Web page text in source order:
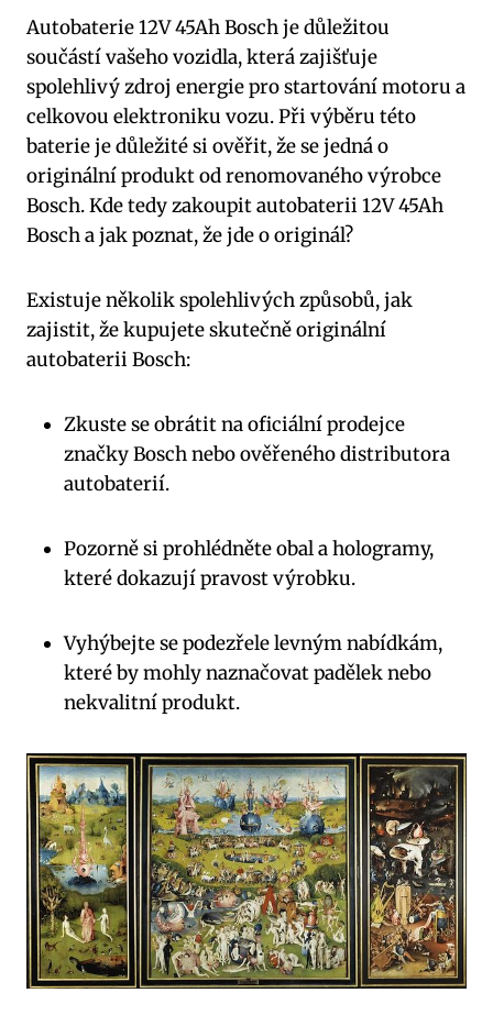
Autobaterie 12V 45Ah Bosch je důležitou
součástí vašeho vozidla, která zajišťuje
spolehlivý zdroj energie pro startování motoru a
celkovou elektroniku vozu. Při výběru této
baterie je důležité si ověřit, že se jedná o
originální produkt od renomovaného výrobce
Bosch. Kde tedy zakoupit autobaterii 12V 45Ah
Bosch a jak poznat, že jde o originál?
Existuje několik spolehlivých způsobů, jak
zajistit, že kupujete skutečně originální
autobaterii Bosch:
Zkuste se obrátit na oficiální prodejce
značky Bosch nebo ověřeného distributora
autobaterií.
Pozorně si prohlédněte obal a hologramy,
které dokazují pravost výrobku.
Vyhýbejte se podezřele levným nabídkám,
které by mohly naznačovat padělek nebo
nekvalitní produkt.